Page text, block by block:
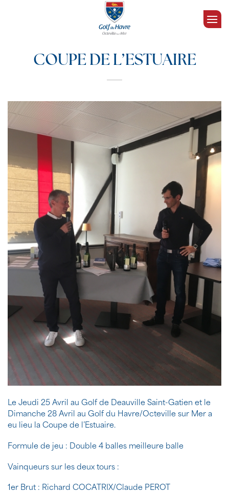
COUPE DE L’ESTUAIRE
Le Jeudi 25 Avril au Golf de Deauville Saint-Gatien et le
Dimanche 28 Avril au Golf du Havre/Octeville sur Mer a
eu lieu la Coupe de l’Estuaire.
Formule de jeu : Double 4 balles meilleure balle
Vainqueurs sur les deux tours :
1er Brut : Richard COCATRIX/Claude PEROT